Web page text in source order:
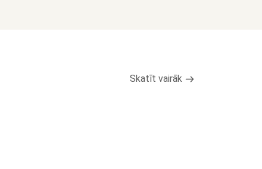
Skatīt vairāk